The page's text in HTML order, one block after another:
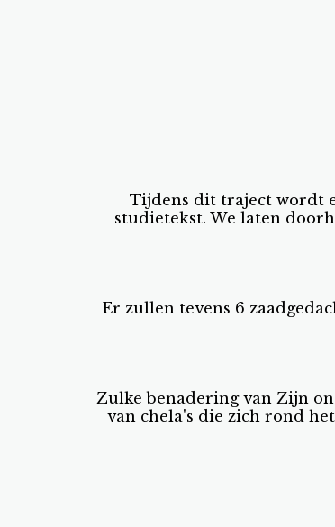
Tijdens dit traject wordt
studietekst. We laten
Er zullen tevens 6
Zulke benadering van Zijn
van chela's die zich rond